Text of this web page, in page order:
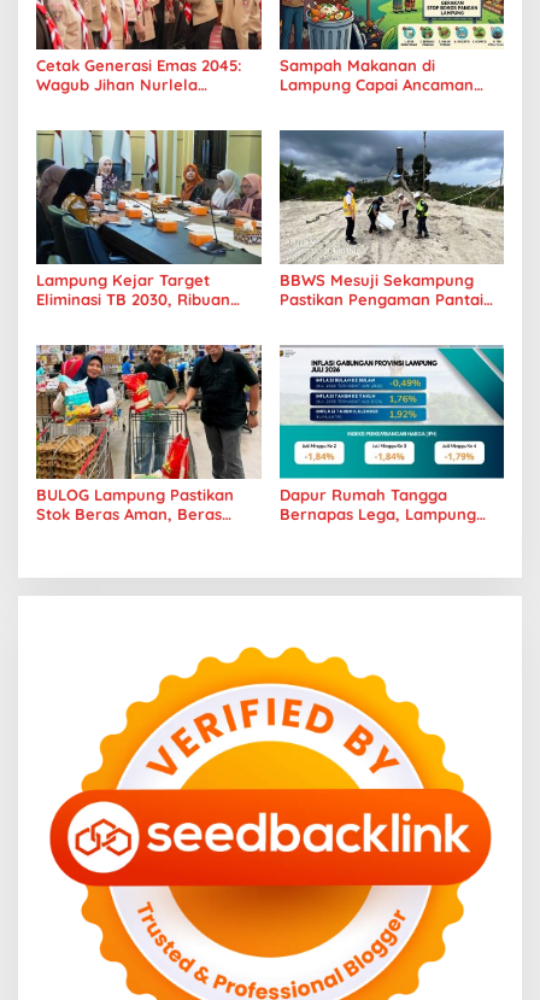
Cetak Generasi Emas 2045:
Wagub Jihan Nurlela
Era Digital
Sampah Makanan di
Lampung Capai Ancaman
Pangan
Lampung Kejar Target
Eliminasi TB 2030, Ribuan
BBWS Mesuji Sekampung
Pastikan Pengaman Pantai
BULOG Lampung Pastikan
Stok Beras Aman, Beras
Dapur Rumah Tangga
Bernapas Lega, Lampung